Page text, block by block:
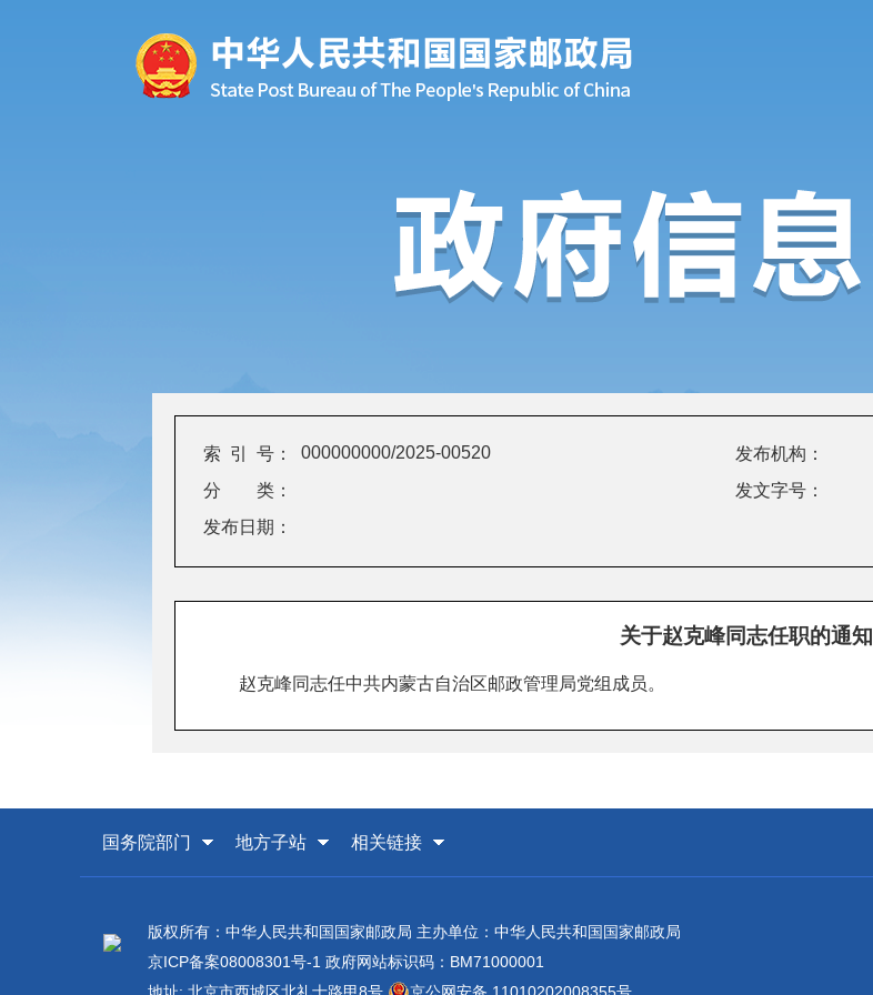
索 引 号： 000000000/2025-00520
发布机构：
分 类：
发文字号：
发布日期：
关于赵克峰同志任职的通知
赵克峰同志任中共内蒙古自治区邮政管理局党组成员。
国务院部门 地方子站 相关链接
版权所有：中华人民共和国国家邮政局 主办单位：中华人民共和国国家邮政局
京ICP备案08008301号-1 政府网站标识码：BM71000001